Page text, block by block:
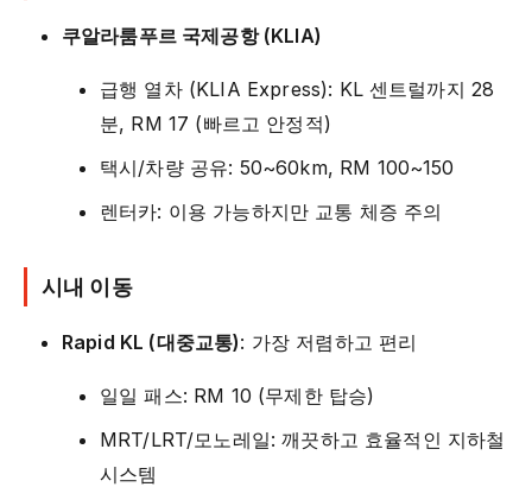
쿠알라룸푸르 국제공항 (KLIA)
급행 열차 (KLIA Express): KL 센트럴까지 28
분, RM 17 (빠르고 안정적)
택시/차량 공유: 50~60km, RM 100~150
렌터카: 이용 가능하지만 교통 체증 주의
시내 이동
Rapid KL (대중교통): 가장 저렴하고 편리
일일 패스: RM 10 (무제한 탑승)
MRT/LRT/모노레일: 깨끗하고 효율적인 지하철
시스템